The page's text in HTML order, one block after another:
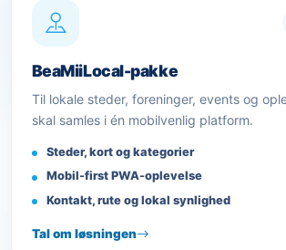
BeaMiiLocal-pakke
Til lokale steder, foreninger, events og
skal samles i én mobilvenlig platform.
Steder, kort og kategorier
Mobil-first PWA-oplevelse
Kontakt, rute og lokal synlighed
Tal om løsningen